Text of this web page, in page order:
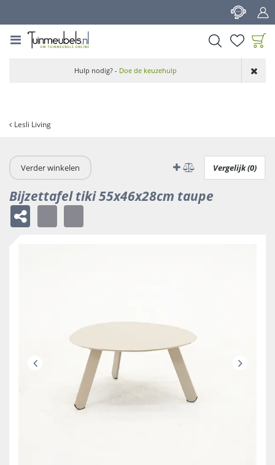
Lesli Living
aan wensenlijst
Hulp nodig? - Doe de keuzehulp
Verder winkelen Vergelijk (0)
Bijzettafel tiki 55x46x28cm taupe